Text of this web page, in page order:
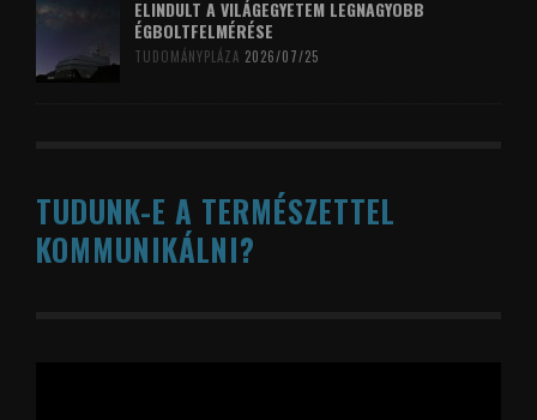
ELINDULT A VILÁGEGYETEM LEGNAGYOBB
ÉGBOLTFELMÉRÉSE
TUDOMÁNYPLÁZA 2026/07/25
TUDUNK-E A TERMÉSZETTEL
KOMMUNIKÁLNI?